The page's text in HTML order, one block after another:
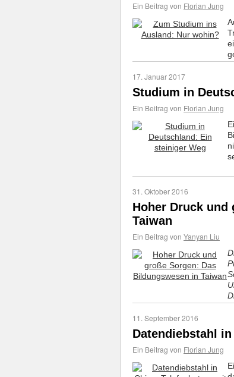
Ein Beitrag von Florian Jung
17. Januar 2017
Studium in
Ein Beitrag von Florian Jung
31. Oktober 2016
Hoher Druck und
Taiwan
Ein Beitrag von Yanyan Liu
11. September 2016
Datendiebstahl
Ein Beitrag von Florian Jung